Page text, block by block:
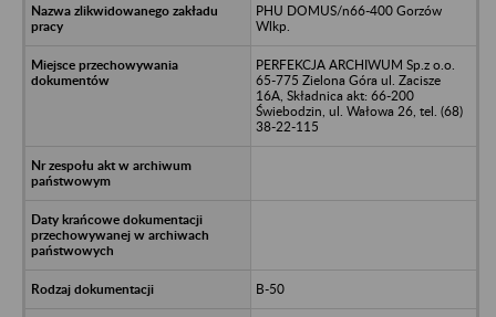
PHU DOMUS/n66-400 Gorzów
Wlkp.
PERFEKCJA ARCHIWUM Sp.z o.o.
65-775 Zielona Góra ul. Zacisze
16A, Składnica akt: 66-200
Świebodzin, ul. Wałowa 26, tel. (68)
38-22-115
B-50